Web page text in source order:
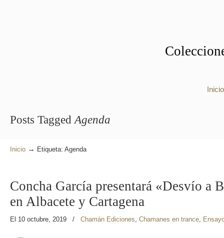
Inicio
Posts Tagged Agenda
Inicio → Etiqueta: Agenda
Concha García presentará «Desvío a
en Albacete y Cartagena
El 10 octubre, 2019 / Chamán Ediciones, Chamanes en trance,